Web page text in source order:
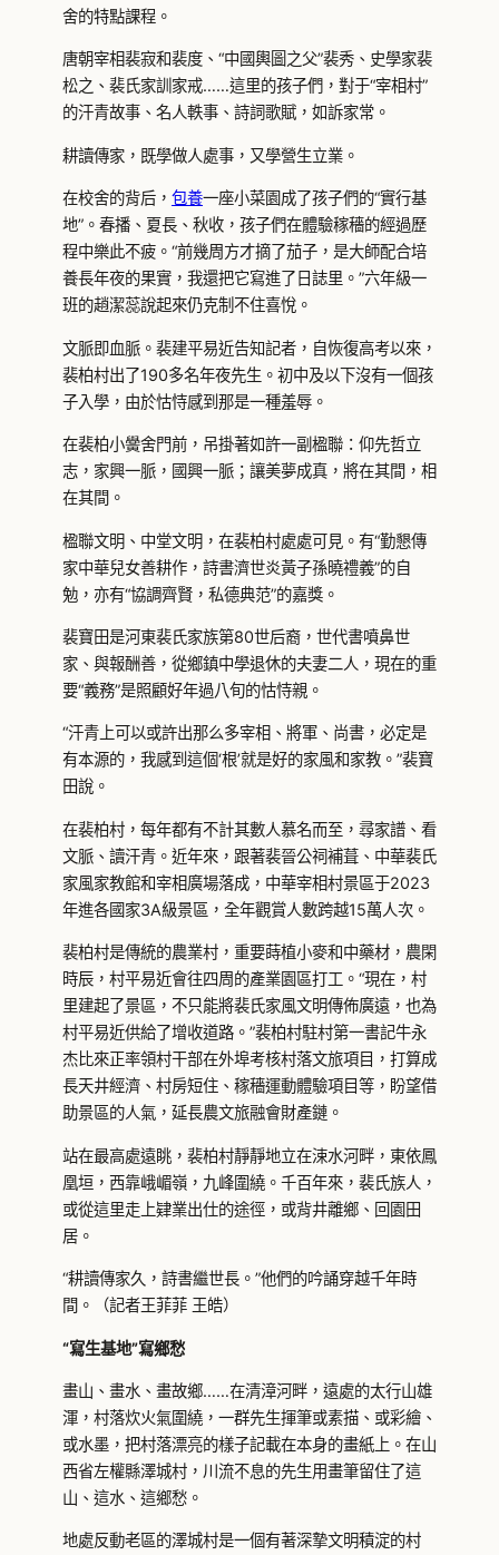
舍的特點課程。
唐朝宰相裴寂和裴度、“中國輿圖之父”裴秀、史學家裴
松之、裴氏家訓家戒……這里的孩子們，對于“宰相村”
的汗青故事、名人軼事、詩詞歌賦，如訴家常。
耕讀傳家，既學做人處事，又學營生立業。
在校舍的背后， 包養一座小菜園成了孩子們的“實行基
地”。春播、夏長、秋收，孩子們在體驗稼穡的經過歷
程中樂此不疲。“前幾周方才摘了茄子，是大師配合培
養長年夜的果實，我還把它寫進了日誌里。”六年級一
班的趙潔蕊說起來仍克制不住喜悅。
文脈即血脈。裴建平易近告知記者，自恢復高考以來，
裴柏村出了190多名年夜先生。初中及以下沒有一個孩
子入學，由於怙恃感到那是一種羞辱。
在裴柏小黌舍門前，吊掛著如許一副楹聯：仰先哲立
志，家興一脈，國興一脈；讓美夢成真，將在其間，相
在其間。
楹聯文明、中堂文明，在裴柏村處處可見。有“勤懇傳
家中華兒女善耕作，詩書濟世炎黃子孫曉禮義”的自
勉，亦有“協調齊賢，私德典范”的嘉獎。
裴寶田是河東裴氏家族第80世后裔，世代書噴鼻世
家、與報酬善，從鄉鎮中學退休的夫妻二人，現在的重
要“義務”是照顧好年過八旬的怙恃親。
“汗青上可以或許出那么多宰相、將軍、尚書，必定是
有本源的，我感到這個‘根’就是好的家風和家教。”裴寶
田說。
在裴柏村，每年都有不計其數人慕名而至，尋家譜、看
文脈、讀汗青。近年來，跟著裴晉公祠補葺、中華裴氏
家風家教館和宰相廣場落成，中華宰相村景區于2023
年進各國家3A級景區，全年觀賞人數跨越15萬人次。
裴柏村是傳統的農業村，重要蒔植小麥和中藥材，農閑
時辰，村平易近會往四周的產業園區打工。“現在，村
里建起了景區，不只能將裴氏家風文明傳佈廣遠，也為
村平易近供給了增收道路。”裴柏村駐村第一書記牛永
杰比來正率領村干部在外埠考核村落文旅項目，打算成
長天井經濟、村房短住、稼穡運動體驗項目等，盼望借
助景區的人氣，延長農文旅融會財產鏈。
站在最高處遠眺，裴柏村靜靜地立在涑水河畔，東依鳳
凰垣，西靠峨嵋嶺，九峰圍繞。千百年來，裴氏族人，
或從這里走上肄業出仕的途徑，或背井離鄉、回園田
居。
“耕讀傳家久，詩書繼世長。”他們的吟誦穿越千年時
間。（記者王菲菲 王皓）
“寫生基地”寫鄉愁
畫山、畫水、畫故鄉……在清漳河畔，遠處的太行山雄
渾，村落炊火氣圍繞，一群先生揮筆或素描、或彩繪、
或水墨，把村落漂亮的樣子記載在本身的畫紙上。在山
西省左權縣澤城村，川流不息的先生用畫筆留住了這
山、這水、這鄉愁。
地處反動老區的澤城村是一個有著深摯文明積淀的村